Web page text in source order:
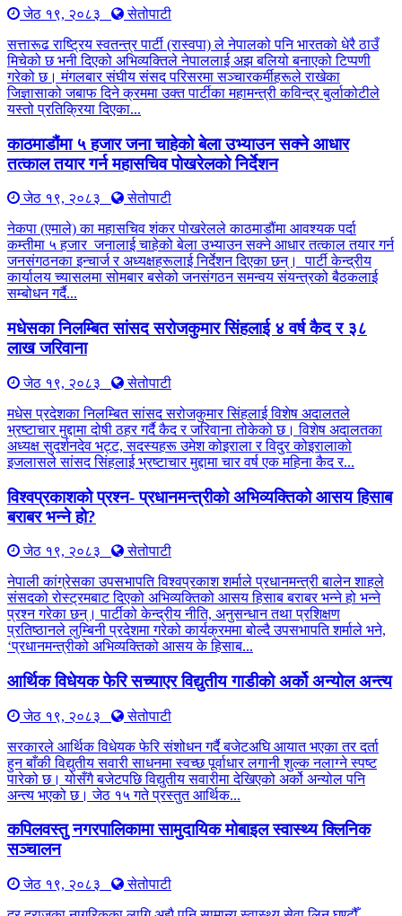
जेठ १९, २०८३
सेतोपाटी
सत्तारूढ राष्ट्रिय स्वतन्त्र पार्टी (रास्वपा) ले नेपालको पनि भारतको धेरै ठाउँ
मिचेको छ भनी दिएको अभिव्यक्तिले नेपाललाई अझ बलियो बनाएको टिप्पणी
गरेको छ। मंगलबार संघीय संसद परिसरमा सञ्चारकर्मीहरूले राखेका
जिज्ञासाको जबाफ दिने क्रममा उक्त पार्टीका महामन्त्री कविन्द्र बुर्लाकोटीले
यस्तो प्रतिक्रिया दिएका...
काठमाडौंमा ५ हजार जना चाहेको बेला उभ्याउन सक्ने आधार
तत्काल तयार गर्न महासचिव पोखरेलको निर्देशन
जेठ १९, २०८३
सेतोपाटी
नेकपा (एमाले) का महासचिव शंकर पोखरेलले काठमाडौंमा आवश्यक पर्दा
कम्तीमा ५ हजार जनालाई चाहेको बेला उभ्याउन सक्ने आधार तत्काल तयार गर्न
जनसंगठनका इन्चार्ज र अध्यक्षहरूलाई निर्देशन दिएका छन्। पार्टी केन्द्रीय
कार्यालय च्यासलमा सोमबार बसेको जनसंगठन समन्वय संयन्त्रको बैठकलाई
सम्बोधन गर्दै...
मधेसका निलम्बित सांसद सरोजकुमार सिंहलाई ४ वर्ष कैद र ३८
लाख जरिवाना
जेठ १९, २०८३
सेतोपाटी
मधेस प्रदेशका निलम्बित सांसद सरोजकुमार सिंहलाई विशेष अदालतले
भ्रष्टाचार मुद्दामा दोषी ठहर गर्दै कैद र जरिवाना तोकेको छ। विशेष अदालतका
अध्यक्ष सुदर्शनदेव भट्ट, सदस्यहरू उमेश कोइराला र विदुर कोइरालाको
इजलासले सांसद सिंहलाई भ्रष्टाचार मुद्दामा चार वर्ष एक महिना कैद र...
विश्वप्रकाशको प्रश्न- प्रधानमन्त्रीको अभिव्यक्तिको आसय हिसाब
बराबर भन्ने हो?
जेठ १९, २०८३
सेतोपाटी
नेपाली कांग्रेसका उपसभापति विश्वप्रकाश शर्माले प्रधानमन्त्री बालेन शाहले
संसदको रोस्ट्रमबाट दिएको अभिव्यक्तिको आसय हिसाब बराबर भन्ने हो भन्ने
प्रश्न गरेका छन्। पार्टीको केन्द्रीय नीति, अनुसन्धान तथा प्रशिक्षण
प्रतिष्ठानले लुम्बिनी प्रदेशमा गरेको कार्यक्रममा बोल्दै उपसभापति शर्माले भने,
‘प्रधानमन्त्रीको अभिव्यक्तिको आसय के हिसाब...
आर्थिक विधेयक फेरि सच्याएर विद्युतीय गाडीको अर्को अन्योल अन्त्य
जेठ १९, २०८३
सेतोपाटी
सरकारले आर्थिक विधेयक फेरि संशोधन गर्दै बजेटअघि आयात भएका तर दर्ता
हुन बाँकी विद्युतीय सवारी साधनमा स्वच्छ पूर्वाधार लगानी शुल्क नलाग्ने स्पष्ट
पारेको छ। योसँगै बजेटपछि विद्युतीय सवारीमा देखिएको अर्को अन्योल पनि
अन्त्य भएको छ। जेठ १५ गते प्रस्तुत आर्थिक...
कपिलवस्तु नगरपालिकामा सामुदायिक मोबाइल स्वास्थ्य क्लिनिक
सञ्चालन
जेठ १९, २०८३
सेतोपाटी